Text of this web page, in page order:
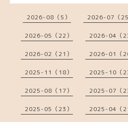
2026-08（5） 2026-07（25
2026-05（22） 2026-04（
2026-02（21） 2026-01（
2025-11（18） 2025-10（
2025-08（17） 2025-07（
2025-05（23） 2025-04（